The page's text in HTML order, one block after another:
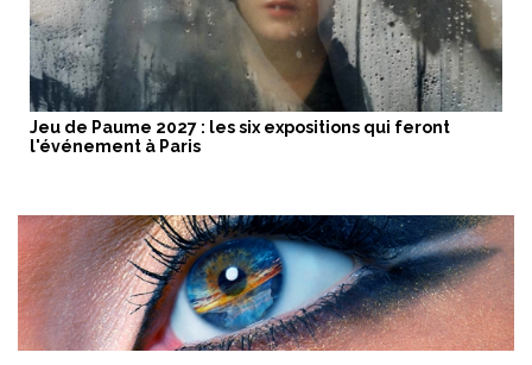
Jeu de Paume 2027 : les six expositions qui feront
l'événement à Paris